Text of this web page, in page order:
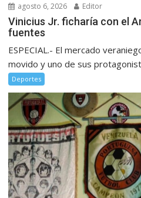
agosto 6, 2026 Editor
Vinicius Jr. ficharía con el
fuentes
ESPECIAL.- El mercado
movido y uno de sus
Deportes